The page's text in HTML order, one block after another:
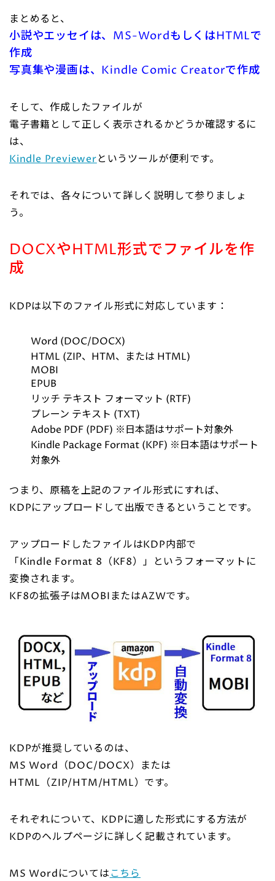
まとめると、
小説やエッセイは、MS-WordもしくはHTMLで
作成
写真集や漫画は、Kindle Comic Creatorで作成
そして、作成したファイルが
電子書籍として正しく表示されるかどうか確認するに
は、
Kindle Previewerというツールが便利です。
それでは、各々について詳しく説明して参りましょ
う。
DOCXやHTML形式でファイルを作
成
KDPは以下のファイル形式に対応しています：
Word (DOC/DOCX)
HTML (ZIP、HTM、または HTML)
MOBI
EPUB
リッチ テキスト フォーマット (RTF)
プレーン テキスト (TXT)
Adobe PDF (PDF) ※日本語はサポート対象外
Kindle Package Format (KPF) ※日本語はサポート
対象外
つまり、原稿を上記のファイル形式にすれば、
KDPにアップロードして出版できるということです。
アップロードしたファイルはKDP内部で
「Kindle Format 8（KF8）」というフォーマットに
変換されます。
KF8の拡張子はMOBIまたはAZWです。
KDPが推奨しているのは、
MS Word（DOC/DOCX）または
HTML（ZIP/HTM/HTML）です。
それぞれについて、KDPに適した形式にする方法が
KDPのヘルプページに詳しく記載されています。
MS Wordについてはこちら